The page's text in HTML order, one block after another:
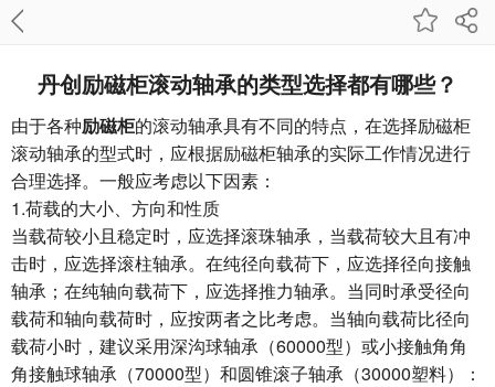
丹创励磁柜滚动轴承的类型选择都有哪些？
由于各种励磁柜的滚动轴承具有不同的特点，在选择励磁柜
滚动轴承的型式时，应根据励磁柜轴承的实际工作情况进行
合理选择。一般应考虑以下因素：
1.荷载的大小、方向和性质
当载荷较小且稳定时，应选择滚珠轴承，当载荷较大且有冲
击时，应选择滚柱轴承。在纯径向载荷下，应选择径向接触
轴承；在纯轴向载荷下，应选择推力轴承。当同时承受径向
载荷和轴向载荷时，应按两者之比考虑。当轴向载荷比径向
载荷小时，建议采用深沟球轴承（60000型）或小接触角角
角接触球轴承（70000型）和圆锥滚子轴承（30000塑料）：